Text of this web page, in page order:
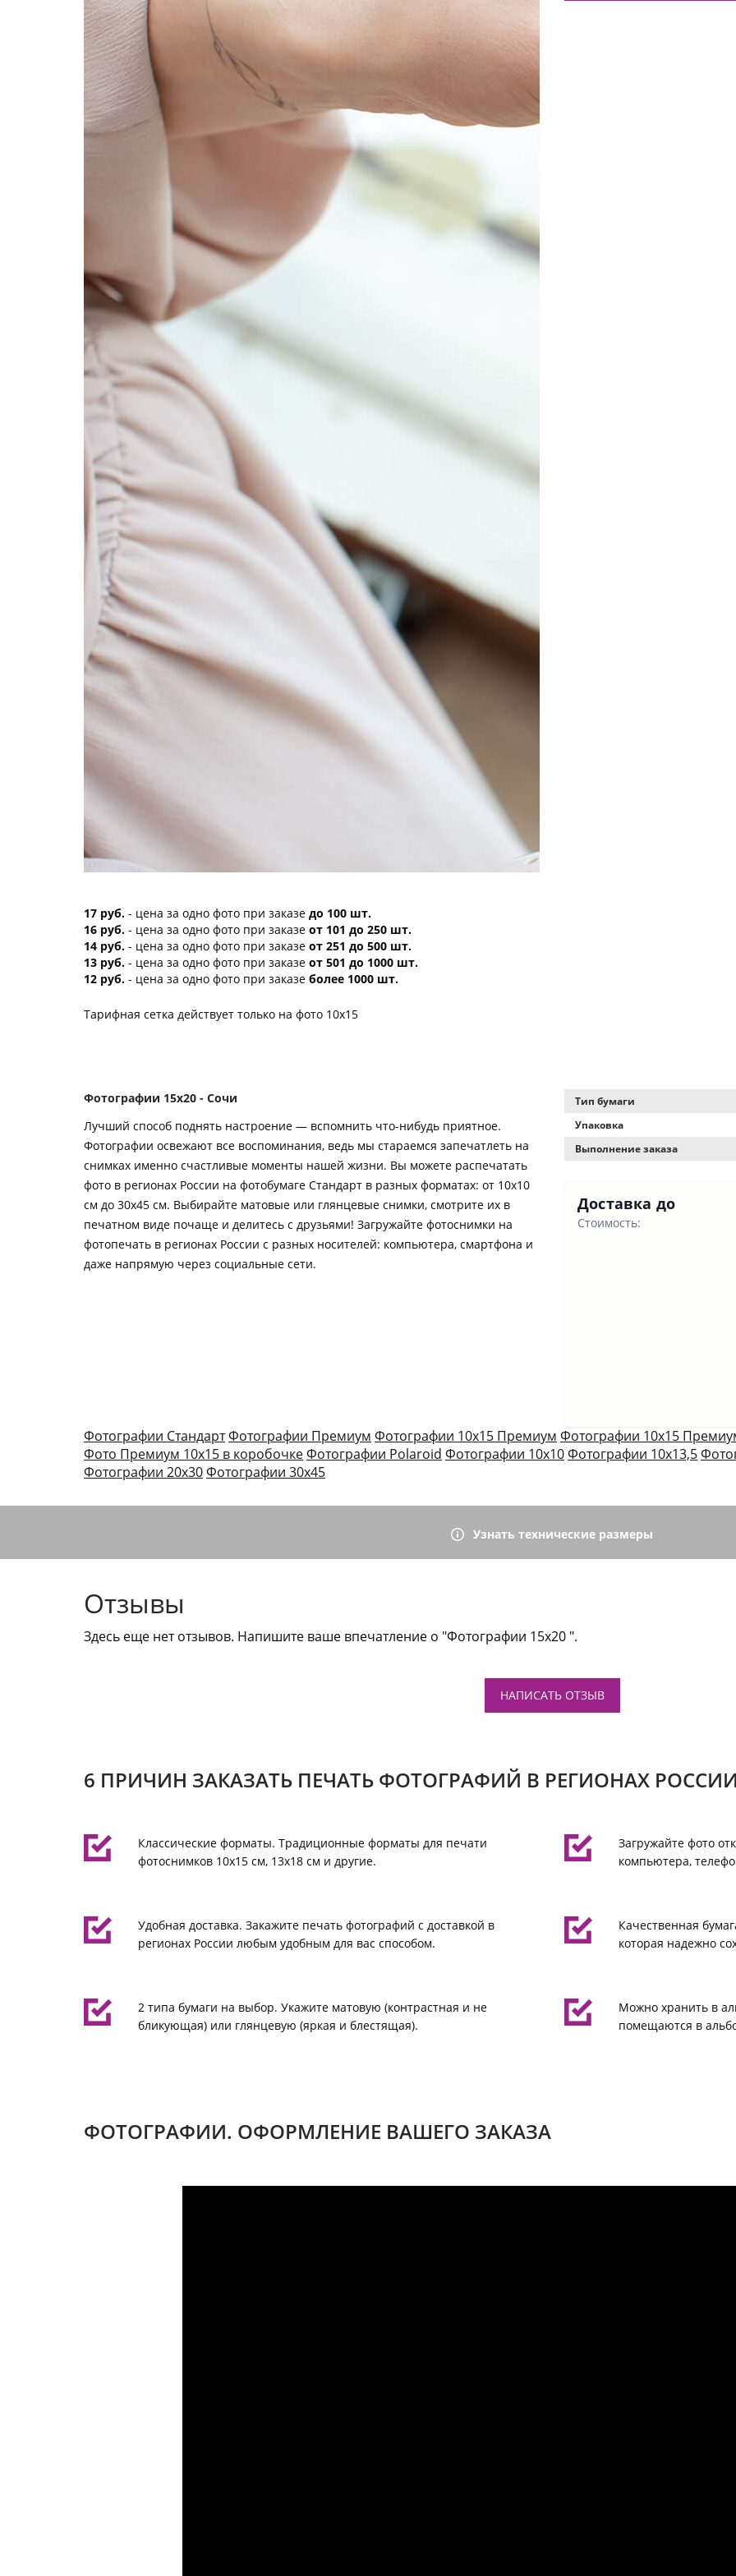
Фотокниги о путешествиях
Выпускные альбомы
Кулинарные книги
17 руб. - цена за одно фото при заказе до 100 шт.
16 руб. - цена за одно фото при заказе от 101 до 250 шт.
14 руб. - цена за одно фото при заказе от 251 до 500 шт.
13 руб. - цена за одно фото при заказе от 501 до 1000 шт.
12 руб. - цена за одно фото при заказе более 1000 шт.
Тарифная сетка действует только на фото 10х15
Фотографии 15х20 - Сочи
Лучший способ поднять настроение — вспомнить что-нибудь приятное.
Фотографии освежают все воспоминания, ведь мы стараемся запечатлеть на
снимках именно счастливые моменты нашей жизни. Вы можете распечатать
фото в регионах России на фотобумаге Стандарт в разных форматах: от 10х10
см до 30х45 см. Выбирайте матовые или глянцевые снимки, смотрите их в
печатном виде почаще и делитесь с друзьями! Загружайте фотоснимки на
фотопечать в регионах России с разных носителей: компьютера, смартфона и
даже напрямую через социальные сети.
Тип бумаги
Упаковка
Выполнение заказа
Доставка до
Стоимость:
Фотографии СтандартФотографии Премиум Фотографии 10х15 Премиум Фотографии 10х15
Фото Премиум 10х15 в коробочкеФотографии Polaroid Фотографии 10х10Фотографии 10х13,5
Фотографии 20х30Фотографии 30х45
Узнать технические размеры
Отзывы
Здесь еще нет отзывов. Напишите ваше впечатление о "Фотографии 15х20 ".
НАПИСАТЬ ОТЗЫВ
6 ПРИЧИН ЗАКАЗАТЬ ПЕЧАТЬ ФОТОГРАФИЙ В РЕГИОНАХ
Классические форматы. Традиционные форматы для печати
фотоснимков 10х15 см, 13х18 см и другие.
Загружайте фото
компьютера,
Удобная доставка. Закажите печать фотографий с доставкой в
регионах России любым удобным для вас способом.
Качественная
которая надежно
2 типа бумаги на выбор. Укажите матовую (контрастная и не
бликующая) или глянцевую (яркая и блестящая).
Можно хранить в
помещаются в
ФОТОГРАФИИ. ОФОРМЛЕНИЕ ВАШЕГО ЗАКАЗА